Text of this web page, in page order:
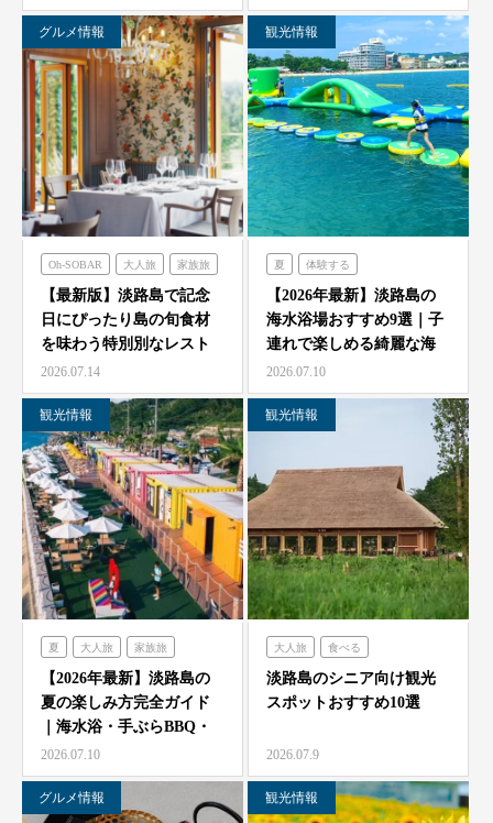
ゼ…
グルメ情報
Oh-SOBAR 大人旅 家族旅
食べる フレンチの森
オーシャンテラス
のじまスコーラ 青海波
海神人の食卓
【最新版】淡路島で記念
日にぴったり島の旬食材
を味わう特別別なレスト
ラン7選
2026.07.14
観光情報
夏 体験する
のじまスコーラ
シェフガーデン
【2026年最新】淡路島の
海水浴場おすすめ9選｜子
連れで楽しめる綺麗な海
と海開き情報
2026.07.10
観光情報
夏 大人旅 家族旅
食べる 体験する 禅坊靖寧
ハローキティスマイル
オーシャンテラス ミエレ
グランシャリオ
シェフガーデン
クラフトサーカス
【2026年最新】淡路島の
夏の楽しみ方完全ガイド
｜海水浴・手ぶらBBQ・
子供の遊び場と絶景…
2026.07.10
観光情報
大人旅 食べる
フレンチの森 古酒の舎
禅坊靖寧 のじまスコーラ
淡路島のシニア向け観光
スポットおすすめ10選
2026.07.9
グルメ情報 観光情報